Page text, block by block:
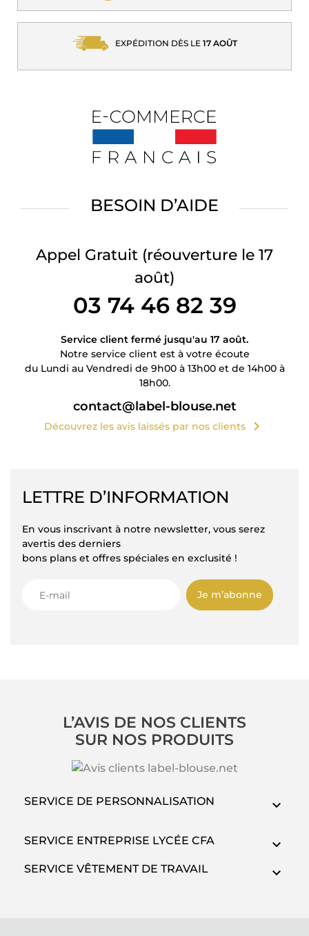
EXPÉDITION DÈS LE 17 AOÛT
BESOIN D’AIDE
Appel Gratuit (réouverture le 17
août)
03 74 46 82 39
Service client fermé jusqu'au 17 août.
Notre service client est à votre écoute
du Lundi au Vendredi de 9h00 à 13h00 et de 14h00 à
18h00.
contact@label-blouse.net
Découvrez les avis laissés par nos clients chevron_right
LETTRE D’INFORMATION
En vous inscrivant à notre newsletter, vous serez
avertis des derniers
bons plans et offres spéciales en exclusité !
Je m’abonne
L’AVIS DE NOS CLIENTS
SUR NOS PRODUITS
SERVICE DE PERSONNALISATION
SERVICE ENTREPRISE LYCÉE CFA
SERVICE VÊTEMENT DE TRAVAIL